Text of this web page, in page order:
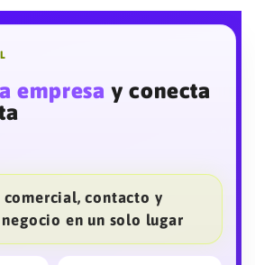
empresa y conecta
contacto y
en un solo lugar